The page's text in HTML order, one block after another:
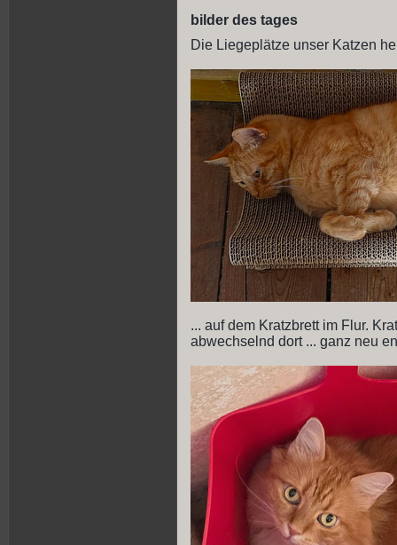
bilder des tages
Die Liegeplätze unser Katzen
... auf dem Kratzbrett im Flur.
abwechselnd dort ... ganz neu